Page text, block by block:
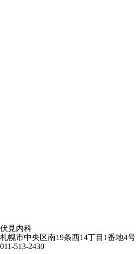
伏見内科
札幌市中央区南19条西14丁目1番地4号
011-513-2430